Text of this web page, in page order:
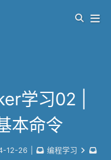
学习02 |
本命令
12-26
编程学习